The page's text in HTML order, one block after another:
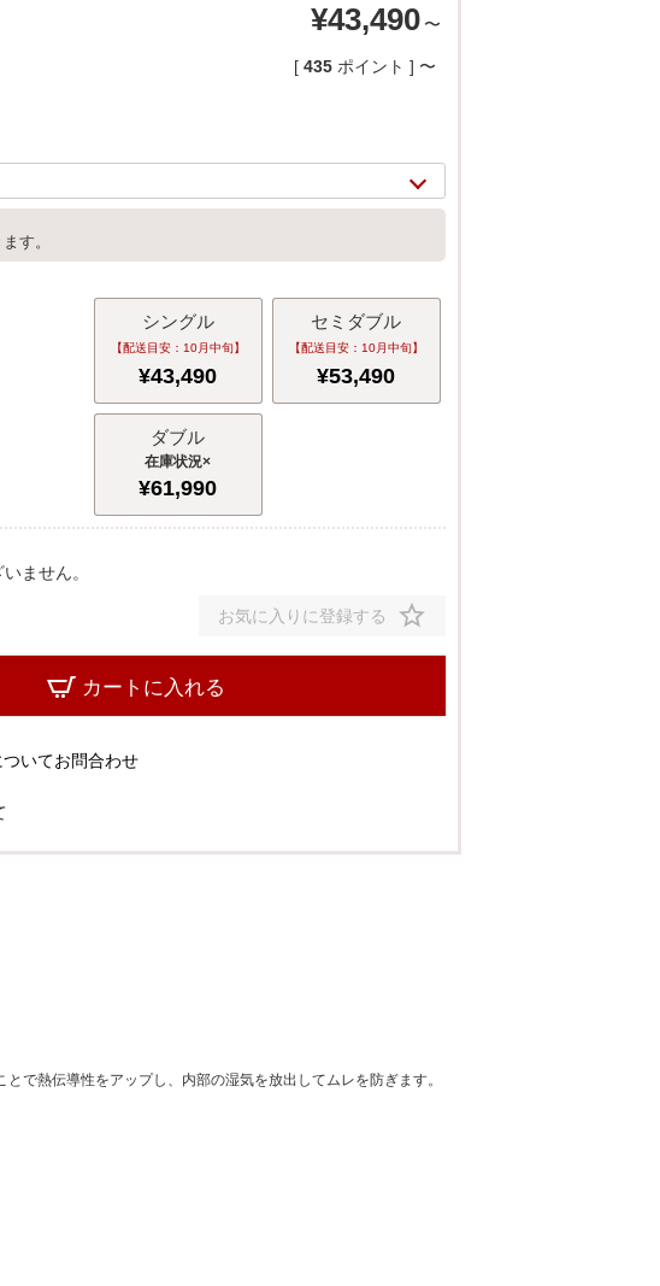
2/ 19
¥43,490 〜
[ 435 ポイント ] 〜
す。
シングル
【配送目安：10月中旬】
¥43,490
セミダブル
【配送目安：10月中旬】
¥53,490
ダブル
×
¥61,990
ません。
お気に入りに登録する
カートに入れる
いてお問合わせ
で熱伝導性をアップし、内部の湿気を放出してムレを防ぎます。